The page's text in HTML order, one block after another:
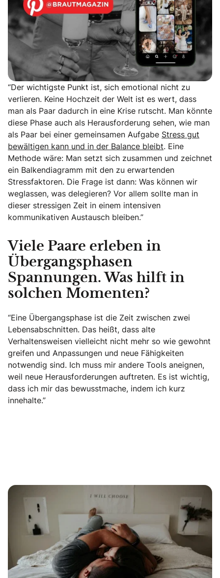
“Der wichtigste Punkt ist, sich emotional nicht zu
verlieren. Keine Hochzeit der Welt ist es wert, dass
man als Paar dadurch in eine Krise rutscht. Man könnte
diese Phase auch als Herausforderung sehen, wie man
als Paar bei einer gemeinsamen Aufgabe Stress gut
bewältigen kann und in der Balance bleibt. Eine
Methode wäre: Man setzt sich zusammen und zeichnet
ein Balkendiagramm mit den zu erwartenden
Stressfaktoren. Die Frage ist dann: Was können wir
weglassen, was delegieren? Vor allem sollte man in
dieser stressigen Zeit in einem intensiven
kommunikativen Austausch bleiben.”
Viele Paare erleben in
Übergangsphasen
Spannungen. Was hilft in
solchen Momenten?
“Eine Übergangsphase ist die Zeit zwischen zwei
Lebensabschnitten. Das heißt, dass alte
Verhaltensweisen vielleicht nicht mehr so wie gewohnt
greifen und Anpassungen und neue Fähigkeiten
notwendig sind. Ich muss mir andere Tools aneignen,
weil neue Herausforderungen auftreten. Es ist wichtig,
dass ich mir das bewusstmache, indem ich kurz
innehalte.”